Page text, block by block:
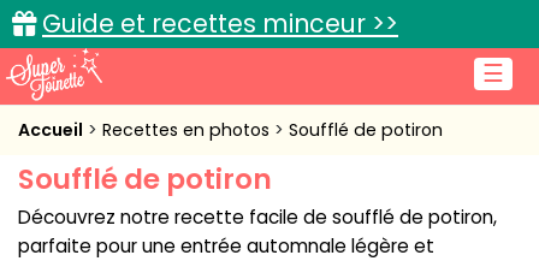
☰
Guide et recettes minceur >>
Accueil
Recettes de cuisine
Cuisine pratique
Accueil Recettes en photos Soufflé de potiron
Soufflé de potiron
Découvrez notre recette facile de soufflé de potiron,
parfaite pour une entrée automnale légère et